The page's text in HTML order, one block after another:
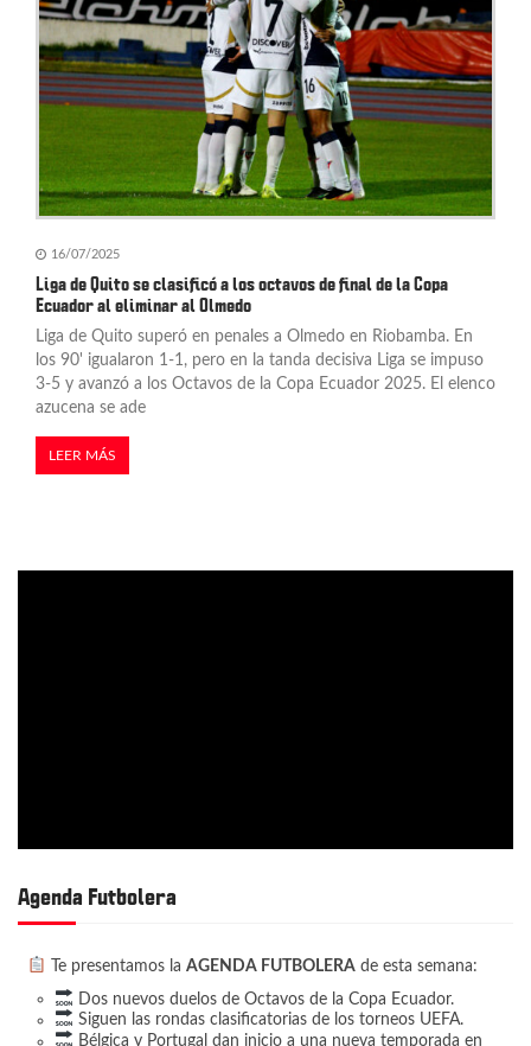
16/07/2025
Liga de Quito se clasificó a los octavos de final de la Copa
Ecuador al eliminar al Olmedo
Liga de Quito superó en penales a Olmedo en Riobamba. En
los 90' igualaron 1-1, pero en la tanda decisiva Liga se impuso
3-5 y avanzó a los Octavos de la Copa Ecuador 2025. El elenco
azucena se ade
LEER MÁS
Agenda Futbolera
Te presentamos la AGENDA FUTBOLERAde esta semana:
Dos nuevos duelos de Octavos de la Copa Ecuador.
Siguen las rondas clasificatorias de los torneos UEFA.
Bélgica y Portugal dan inicio a una nueva temporada en